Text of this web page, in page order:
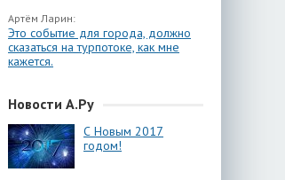
Артём Ларин:
Это событие для города, должно
сказаться на турпотоке, как мне
кажется.
Новости А.Ру
С Новым 2017
годом!